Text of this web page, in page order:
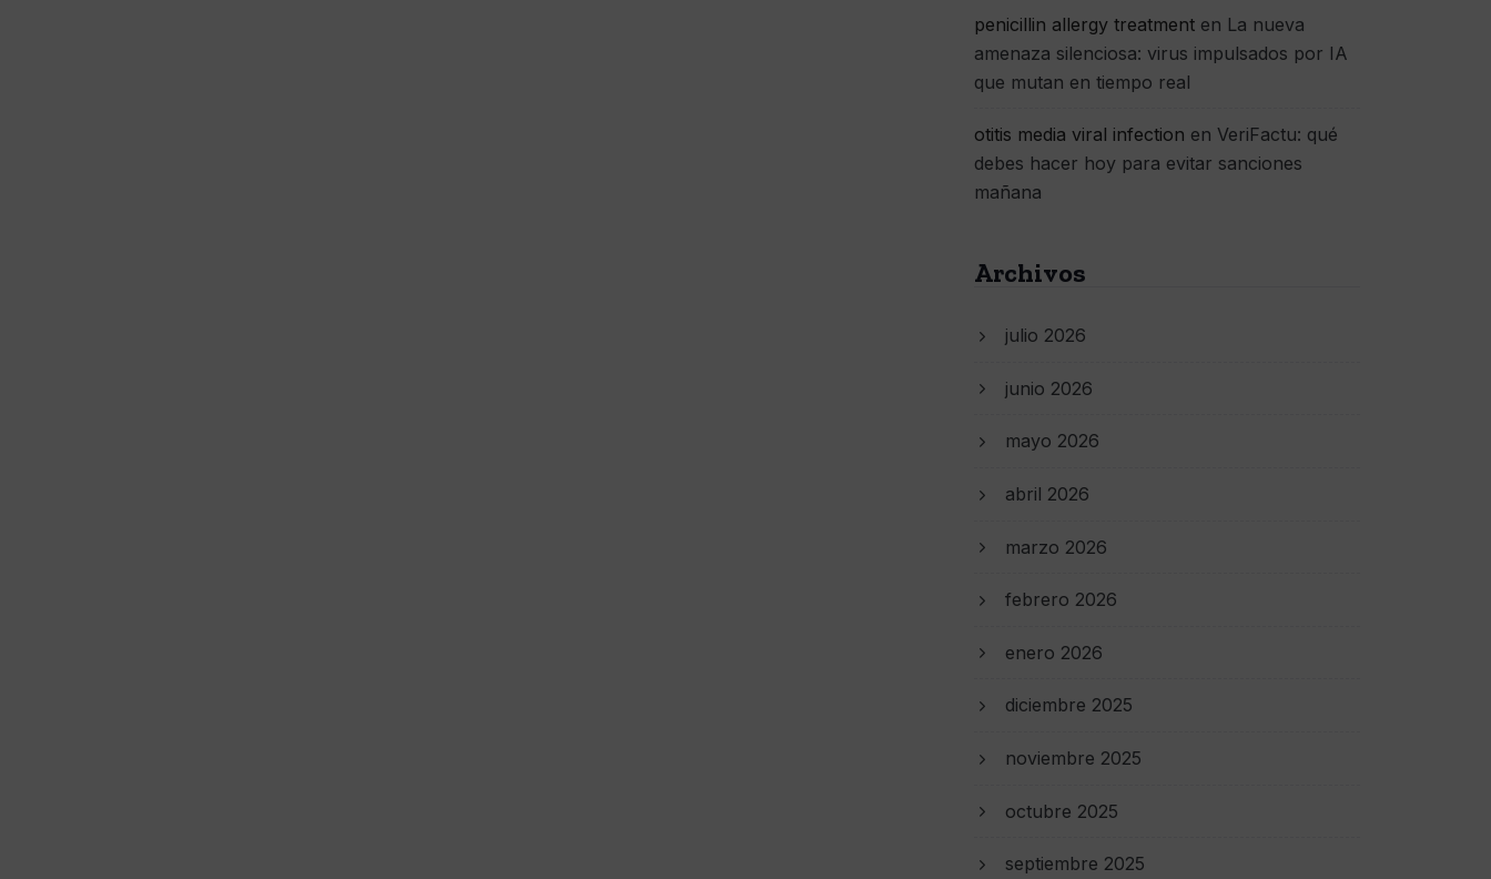
penicillin allergy treatment en La nueva
amenaza silenciosa: virus impulsados por IA
que mutan en tiempo real
otitis media viral infection en VeriFactu: qué
debes hacer hoy para evitar sanciones
mañana
Archivos
julio 2026
junio 2026
mayo 2026
abril 2026
marzo 2026
febrero 2026
enero 2026
diciembre 2025
noviembre 2025
octubre 2025
septiembre 2025